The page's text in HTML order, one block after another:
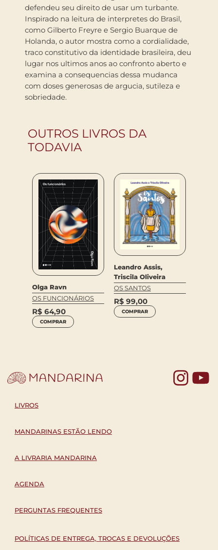
defendeu seu direito de usar um turbante.
Inspirado na leitura de interpretes do Brasil,
como Gilberto Freyre e Sergio Buarque de
Holanda, o autor mostra como a cordialidade,
traco constitutivo da identidade brasileira, deu
lugar nos ultimos anos ao confronto aberto e
examina a consequencias dessa mudanca
com doses generosas de argucia, sutileza e
sobriedade.
OUTROS LIVROS DA
TODAVIA
Olga Ravn
OS FUNCIONÁRIOS
R$ 64,90
COMPRAR
Leandro Assis,
Triscila Oliveira
OS SANTOS
R$ 99,00
COMPRAR
LIVROS
MANDARINAS ESTÃO LENDO
A LIVRARIA MANDARINA
AGENDA
PERGUNTAS FREQUENTES
POLÍTICAS DE ENTREGA, TROCAS E DEVOLUÇÕES